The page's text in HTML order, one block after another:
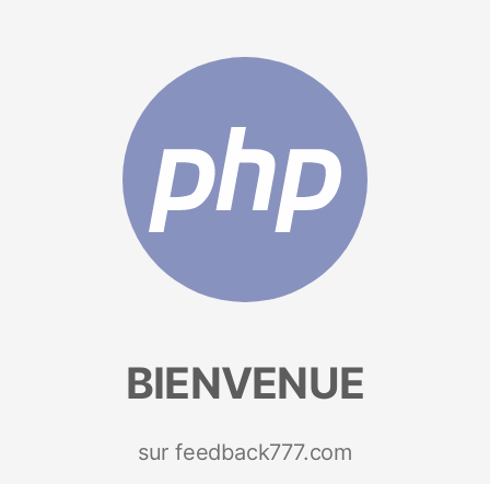
BIENVENUE
sur feedback777.com